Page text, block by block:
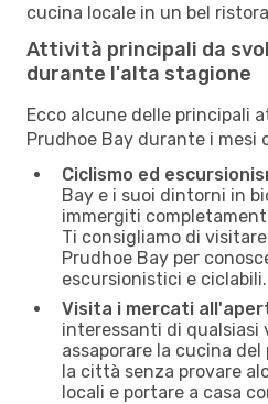
cucina locale in un bel
Attività principali da
durante l'alta stagione
Ecco alcune delle principali
Prudhoe Bay durante i mesi
Ciclismo ed
Bay e i suoi dintorni in
immergiti
Ti consigliamo di
Prudhoe Bay per
escursionistici e ciclabili.
Visita i mercati
interessanti di qualsiasi
assaporare la cucina
la città senza provare
locali e portare a casa